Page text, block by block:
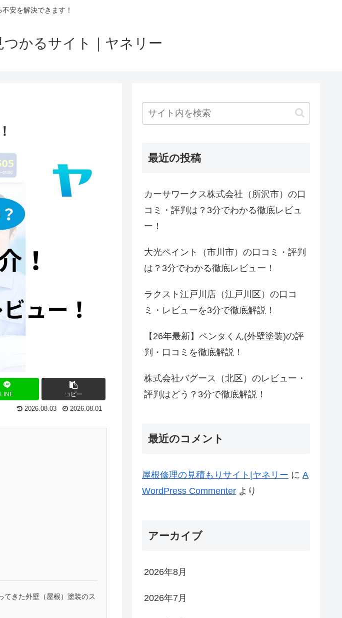
安を解決できます！
かるサイト｜ヤネリー
LINE コピー
2026.08.03 2026.08.01
てきた外壁（屋根）塗装のス
最近の投稿
カーサワークス株式会社（所沢市）の口
コミ・評判は？3分でわかる徹底レビュ
ー！
大光ペイント（市川市）の口コミ・評判
は？3分でわかる徹底レビュー！
ラクスト江戸川店（江戸川区）の口コ
ミ・レビューを3分で徹底解説！
【26年最新】ペンタくん(外壁塗装)の評
判・口コミを徹底解説！
株式会社バグース（北区）のレビュー・
評判はどう？3分で徹底解説！
最近のコメント
屋根修理の見積もりサイト|ヤネリー に A
WordPress Commenter より
アーカイブ
2026年8月
2026年7月